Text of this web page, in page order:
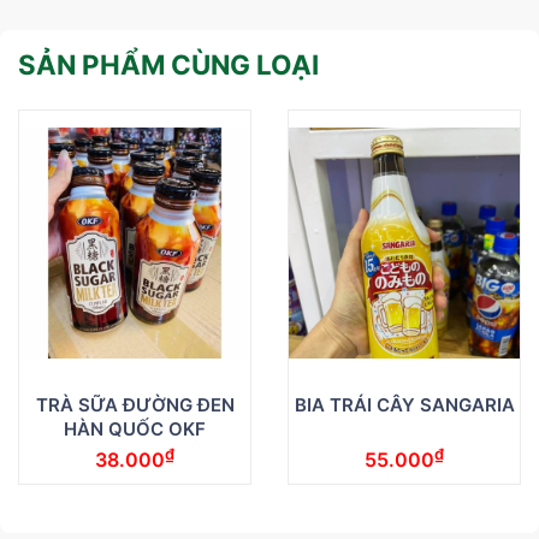
SẢN PHẨM CÙNG LOẠI
TRÀ SỮA ĐƯỜNG ĐEN
HÀN QUỐC OKF
38.000₫
BIA TRÁI CÂY SANGARIA
55.000₫